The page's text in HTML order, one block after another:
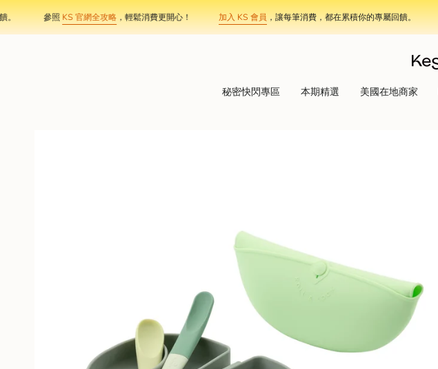
Skip
to
content
KS 官網全攻略，輕鬆消費更開心！ 加入 KS 會員，讓每筆消費，都在累積你的專屬回饋。
秘密快閃專區 本期精選 美國在地商家